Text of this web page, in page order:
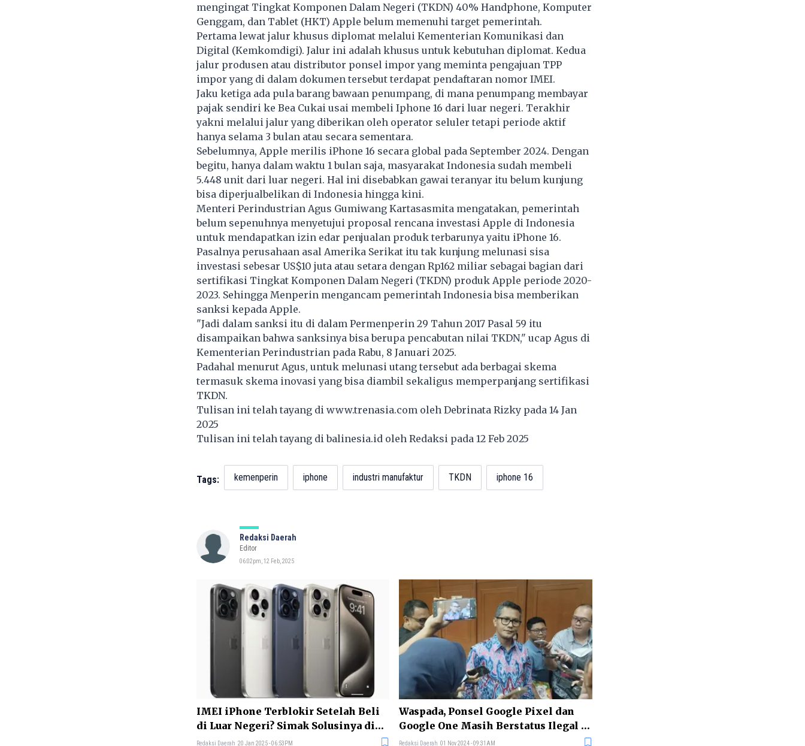
mengingat Tingkat Komponen Dalam Negeri (TKDN) 40% Handphone, Komputer
Genggam, dan Tablet (HKT) Apple belum memenuhi target pemerintah.
Pertama lewat jalur khusus diplomat melalui Kementerian Komunikasi dan
Digital (Kemkomdigi). Jalur ini adalah khusus untuk kebutuhan diplomat. Kedua
jalur produsen atau distributor ponsel impor yang meminta pengajuan TPP
impor yang di dalam dokumen tersebut terdapat pendaftaran nomor IMEI.
Jaku ketiga ada pula barang bawaan penumpang, di mana penumpang membayar
pajak sendiri ke Bea Cukai usai membeli Iphone 16 dari luar negeri. Terakhir
yakni melalui jalur yang diberikan oleh operator seluler tetapi periode aktif
hanya selama 3 bulan atau secara sementara.
Sebelumnya, Apple merilis iPhone 16 secara global pada September 2024. Dengan
begitu, hanya dalam waktu 1 bulan saja, masyarakat Indonesia sudah membeli
5.448 unit dari luar negeri. Hal ini disebabkan gawai teranyar itu belum kunjung
bisa diperjualbelikan di Indonesia hingga kini.
Menteri Perindustrian Agus Gumiwang Kartasasmita mengatakan, pemerintah
belum sepenuhnya menyetujui proposal rencana investasi Apple di Indonesia
untuk mendapatkan izin edar penjualan produk terbarunya yaitu iPhone 16.
Pasalnya perusahaan asal Amerika Serikat itu tak kunjung melunasi sisa
investasi sebesar US$10 juta atau setara dengan Rp162 miliar sebagai bagian dari
sertifikasi Tingkat Komponen Dalam Negeri (TKDN) produk Apple periode 2020-
2023. Sehingga Menperin mengancam pemerintah Indonesia bisa memberikan
sanksi kepada Apple.
"Jadi dalam sanksi itu di dalam Permenperin 29 Tahun 2017 Pasal 59 itu
disampaikan bahwa sanksinya bisa berupa pencabutan nilai TKDN," ucap Agus di
Kementerian Perindustrian pada Rabu, 8 Januari 2025.
Padahal menurut Agus, untuk melunasi utang tersebut ada berbagai skema
termasuk skema inovasi yang bisa diambil sekaligus memperpanjang sertifikasi
TKDN.
Tulisan ini telah tayang di www.trenasia.com oleh Debrinata Rizky pada 14 Jan
2025
Tulisan ini telah tayang dibalinesia.id oleh Redaksi pada 12 Feb 2025
Tags: kemenperin iphone industri manufaktur TKDN iphone 16
Redaksi Daerah
Editor
06:02pm, 12 Feb, 2025
IMEI iPhone Terblokir Setelah Beli
di Luar Negeri? Simak Solusinya di
Sini
Redaksi Daerah 20 Jan 2025 - 06:53PM
Waspada, Ponsel Google Pixel dan
Google One Masih Berstatus Ilegal di
Indonesia
Redaksi Daerah 01 Nov 2024 - 09:31AM